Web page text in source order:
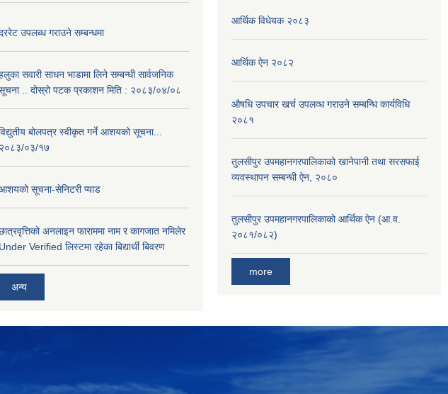
उपलब्ध गराउने सम्बन्धमा
सवारी साधन भाडामा लिने सम्बन्धी सार्वजनिक
.. दोस्रो पटक प्रकाशन मिति : २०८३/०४/०८
बोलपत्र स्वीकृत गर्ने आशयको सूचना...
२०८३/०३/१७
सूचना-सेनिटरी प्याड
अनलाइन फाराममा नाम र कागजात नमिलेर
Under Verified लिस्टमा रहेका बिद्यार्थी बिवरण
अन्य
आर्थिक विधेयक २०८३
आर्थिक ऐन २०८२
औषधि उपचार खर्च उपलव्ध गराउने सम्बन्धि कार्यविधि
२०८१
तुलसीपुर उपमहानगरपालिकाको खानेपानी तथा सरसफाई
व्यवस्थापन सम्बन्धी ऐन, २०८०
तुलसीपुर उपमहानगरपालिकाको आर्थिक ऐन (आ.व.
२०८१/०८२)
more